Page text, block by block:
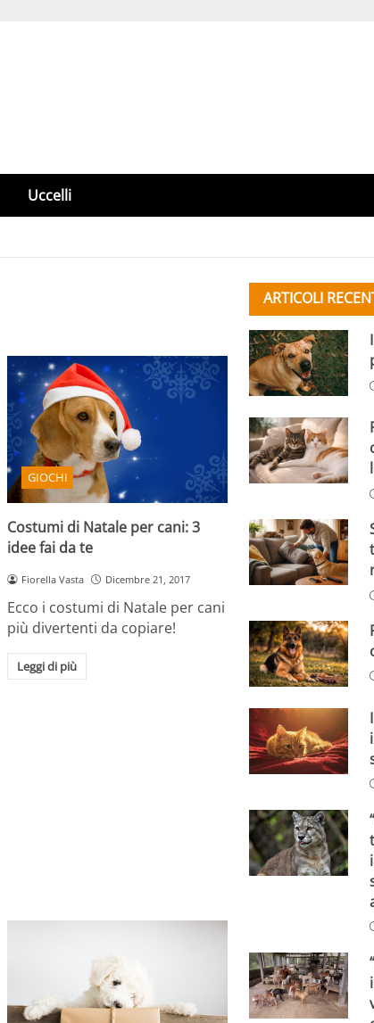
Uccelli
GIOCHI
Costumi di Natale per cani: 3
idee fai da te
Fiorella Vasta Dicembre 21, 2017
Ecco i costumi di Natale per cani
più divertenti da copiare!
Leggi di più
ARTICOLI